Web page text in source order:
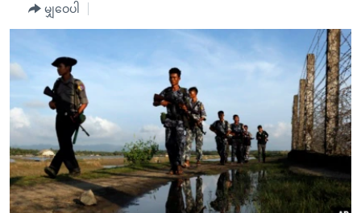
အကြောင်းအရာ
ကျော်
ရန်
ပင်မ
အ
ညွန်း
စာမျက်နှာ
ရပ်ဝန်းတခု လမ်းတခု အလွန်
အမေရိကန်သုံးအီဒီယံ
မကြေးမုံရဲ့ အင်္ဂလိပ်စာ
ရုပ်ရှင်ထဲက အင်္ဂလိပ်စာ
သုတပဒေသာ အင်္ဂလိပ်စာ
အပတ်စဉ်ကဏ္ဍများ
ရေဒီယို
တီဗွီ
ရေဒီယိုနှင့်ရုပ်သံ အချက်အလက်များ
ရေဒီယို/တီဗွီအစီအစဉ်
Learning English
မျှဝေပါ